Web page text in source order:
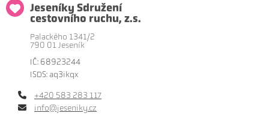
Jeseníky Sdružení
cestovního ruchu, z.s.
Palackého 1341/2
790 01 Jeseník
IČ: 68923244
ISDS: aq3ikqx
+420 583 283 117
info@jeseniky.cz